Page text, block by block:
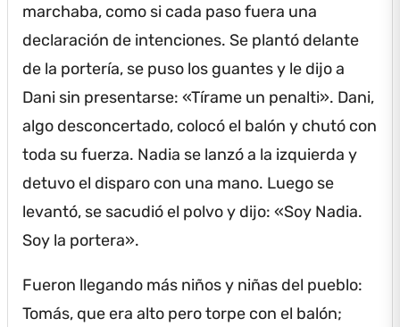
marchaba, como si cada paso fuera una
declaración de intenciones. Se plantó delante
de la portería, se puso los guantes y le dijo a
Dani sin presentarse: «Tírame un penalti». Dani,
algo desconcertado, colocó el balón y chutó con
toda su fuerza. Nadia se lanzó a la izquierda y
detuvo el disparo con una mano. Luego se
levantó, se sacudió el polvo y dijo: «Soy Nadia.
Soy la portera».
Fueron llegando más niños y niñas del pueblo:
Tomás, que era alto pero torpe con el balón;